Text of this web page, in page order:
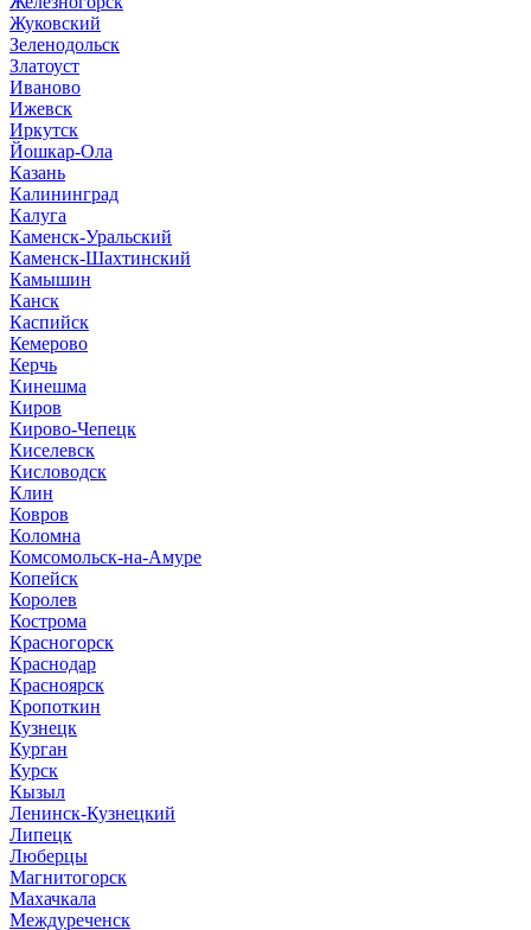
Жуковский
Зеленодольск
Златоуст
Иваново
Ижевск
Иркутск
Йошкар-Ола
Казань
Калининград
Калуга
Каменск-Уральский
Каменск-Шахтинский
Камышин
Канск
Каспийск
Кемерово
Керчь
Кинешма
Киров
Кирово-Чепецк
Киселевск
Кисловодск
Клин
Ковров
Коломна
Комсомольск-на-Амуре
Копейск
Королев
Кострома
Красногорск
Краснодар
Красноярск
Кропоткин
Кузнецк
Курган
Курск
Кызыл
Ленинск-Кузнецкий
Липецк
Люберцы
Магнитогорск
Махачкала
Междуреченск